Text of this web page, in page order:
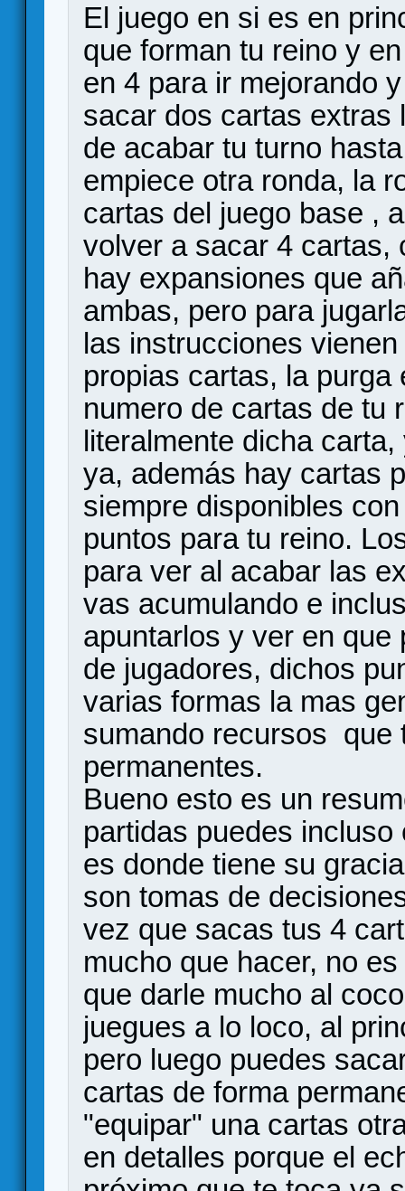
El juego en si es en
que forman tu reino y
en 4 para ir mejorando
sacar dos cartas extras
de acabar tu turno
empiece otra ronda, la
cartas del juego base ,
volver a sacar 4 cartas,
hay expansiones que
ambas, pero para
las instrucciones
propias cartas, la
numero de cartas de tu
literalmente dicha
ya, además hay cartas
siempre disponibles
puntos para tu reino.
para ver al acabar las
vas acumulando e
apuntarlos y ver en
de jugadores, dichos
varias formas la mas
sumando recursos que
permanentes.
Bueno esto es un
partidas puedes
es donde tiene su
son tomas de
vez que sacas tus 4
mucho que hacer, no
que darle mucho al
juegues a lo loco, al
pero luego puedes
cartas de forma
"equipar" una cartas
en detalles porque el